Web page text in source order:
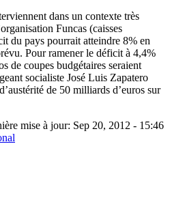
dans un contexte très
Funcas (caisses
du pays pourrait atteindre 8% en
Pour ramener le déficit à 4,4%
de coupes budgétaires seraient
socialiste José Luis Zapatero
de 50 milliards d’euros sur
mise à jour: Sep 20, 2012 - 15:46